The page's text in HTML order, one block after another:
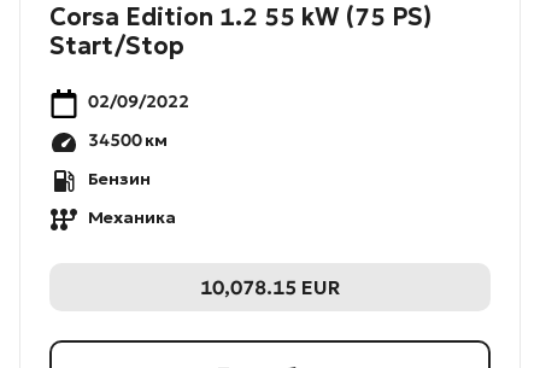
Corsa Edition 1.2 55 kW (75 PS)
Start/Stop
02/09/2022
34500км
Бензин
Механика
10,078.15 EUR